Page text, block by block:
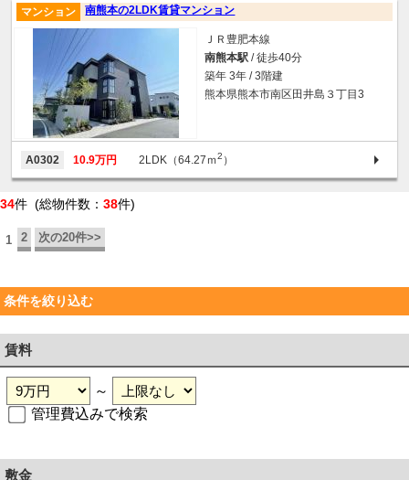
南熊本の2LDK賃貸マンション
マンション
ＪＲ豊肥本線
南熊本駅 / 徒歩40分
築年 3年 / 3階建
熊本県熊本市南区田井島３丁目3
A0302 10.9万円 2LDK（64.27ｍ2 ）
34件 (総物件数： 38件)
1 2 次の20件>>
条件を絞り込む
賃料
～
管理費込みで検索
敷金